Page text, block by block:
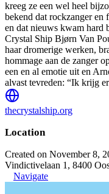
kreeg ze een wel heel
bekend dat rockzanger en
en dat nieuws kwam hard
Crystal Ship Bjørn Van
haar dromerige werken,
hommage aan de zanger
een en al emotie uit en
alvast tevreden: “Ik krijg
thecrystalship.org
Location
Created on November 8,
Vindictivelaan 1, 8400
Navigate